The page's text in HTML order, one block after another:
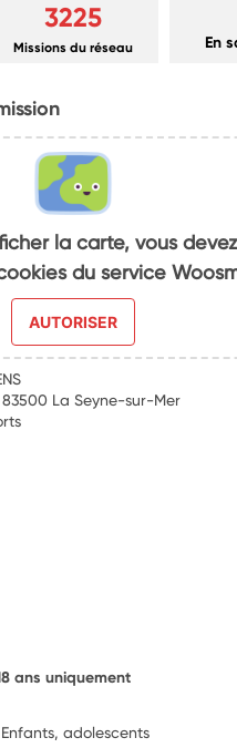
3225
Missions du réseau En
la carte, vous devez
du service
AUTORISER
La Seyne-sur-Mer
ans uniquement
Enfants, adolescents